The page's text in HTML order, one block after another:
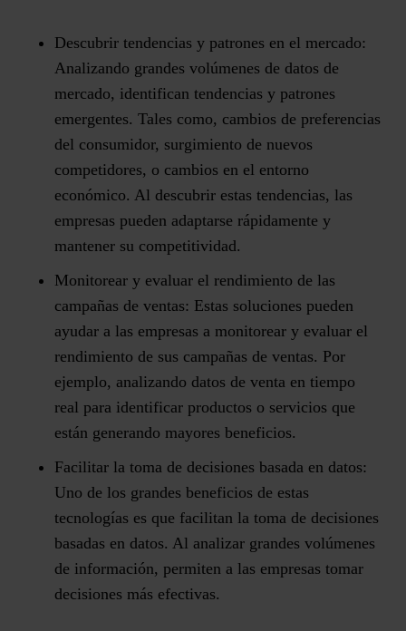
Descubrir tendencias y patrones en el mercado:
Analizando grandes volúmenes de datos de
mercado, identifican tendencias y patrones
emergentes. Tales como, cambios de preferencias
del consumidor, surgimiento de nuevos
competidores, o cambios en el entorno
económico. Al descubrir estas tendencias, las
empresas pueden adaptarse rápidamente y
mantener su competitividad.
Monitorear y evaluar el rendimiento de las
campañas de ventas: Estas soluciones pueden
ayudar a las empresas a monitorear y evaluar el
rendimiento de sus campañas de ventas. Por
ejemplo, analizando datos de venta en tiempo
real para identificar productos o servicios que
están generando mayores beneficios.
Facilitar la toma de decisiones basada en datos:
Uno de los grandes beneficios de estas
tecnologías es que facilitan la toma de decisiones
basadas en datos. Al analizar grandes volúmenes
de información, permiten a las empresas tomar
decisiones más efectivas.